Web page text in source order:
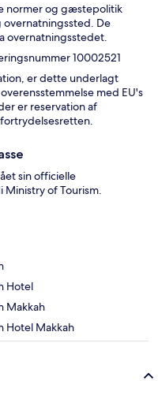
normer og gæstepolitik
De
overnatningsstedet.
10002521
er dette underlagt
med EU's
er reservation af
sin officielle
Ministry of Tourism.
Hotel
Makkah
Hotel Makkah